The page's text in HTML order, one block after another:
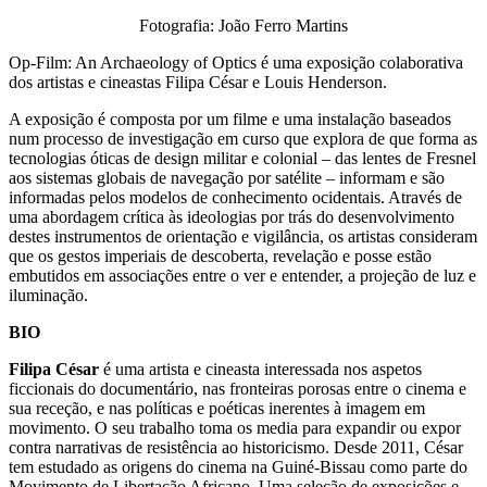
Fotografia: João Ferro Martins
Op-Film: An Archaeology of Optics é uma exposição colaborativa
dos artistas e cineastas Filipa César e Louis Henderson.
A exposição é composta por um filme e uma instalação baseados
num processo de investigação em curso que explora de que forma as
tecnologias óticas de design militar e colonial – das lentes de Fresnel
aos sistemas globais de navegação por satélite – informam e são
informadas pelos modelos de conhecimento ocidentais. Através de
uma abordagem crítica às ideologias por trás do desenvolvimento
destes instrumentos de orientação e vigilância, os artistas consideram
que os gestos imperiais de descoberta, revelação e posse estão
embutidos em associações entre o ver e entender, a projeção de luz e
iluminação.
BIO
Filipa César é uma artista e cineasta interessada nos aspetos
ficcionais do documentário, nas fronteiras porosas entre o cinema e
sua receção, e nas políticas e poéticas inerentes à imagem em
movimento. O seu trabalho toma os media para expandir ou expor
contra narrativas de resistência ao historicismo. Desde 2011, César
tem estudado as origens do cinema na Guiné-Bissau como parte do